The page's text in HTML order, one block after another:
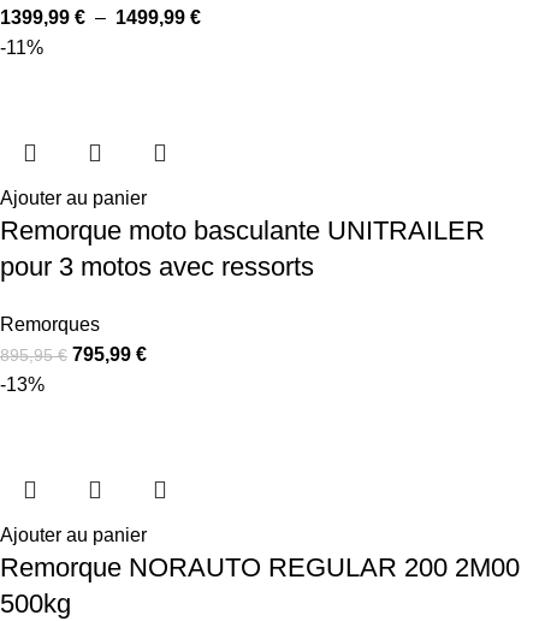
1399,99 € – 1499,99 €
-11%
Ajouter au panier
Remorque moto basculante UNITRAILER
pour 3 motos avec ressorts
Remorques
895,95€ 795,99 €
-13%
Ajouter au panier
Remorque NORAUTO REGULAR 200 2M00
500kg